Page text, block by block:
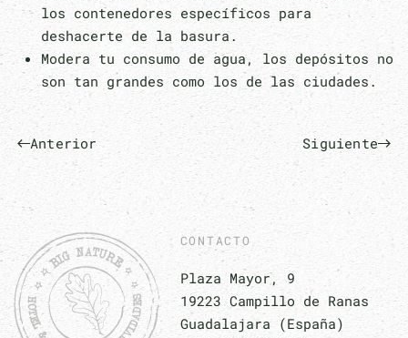
los contenedores específicos para
deshacerte de la basura.
Modera tu consumo de agua, los depósitos no
son tan grandes como los de las ciudades.
Anterior Siguiente
CONTACTO
Plaza Mayor, 9
19223 Campillo de Ranas
Guadalajara (España)